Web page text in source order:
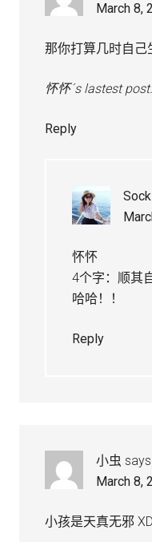
March 8,
那你打算几时自
怀怀´s lastest
Reply
怀怀
4个字：顺其
哈哈！！
Reply
小虫 says
March 8,
小孩是天真无邪 XD